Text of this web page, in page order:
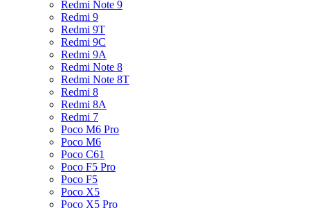
Redmi Note 9
Redmi 9
Redmi 9T
Redmi 9C
Redmi 9A
Redmi Note 8
Redmi Note 8T
Redmi 8
Redmi 8A
Redmi 7
Poco M6 Pro
Poco M6
Poco C61
Poco F5 Pro
Poco F5
Poco X5
Poco X5 Pro